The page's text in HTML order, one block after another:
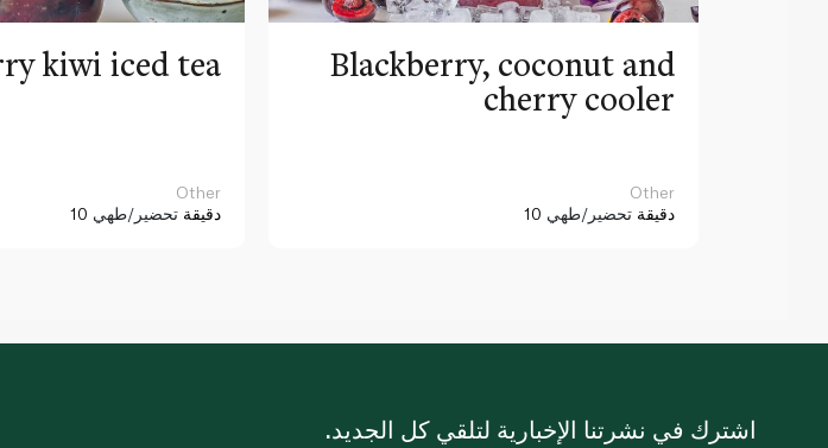
kiwi iced tea
Other
10 دقيقة تحضير/طهي
Blackberry, coconut and
cherry cooler
Other
10 دقيقة تحضير/طهي
اشترك في نشرتنا الإخبارية لتلقي كل الجديد.